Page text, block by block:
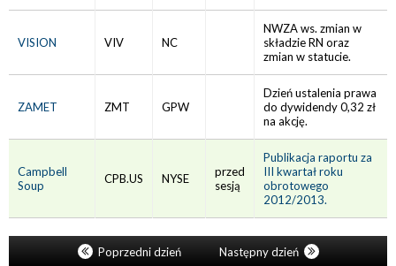
VISION VIV NC
NWZA ws. zmian w
składzie RN oraz
zmian w statucie.
ZAMET ZMT GPW
Dzień ustalenia prawa
do dywidendy 0,32 zł
na akcję.
Campbell
Soup
CPB.US NYSE
przed
sesją
Publikacja raportu za
III kwartał roku
obrotowego
2012/2013.
Poprzedni dzień Następny dzień